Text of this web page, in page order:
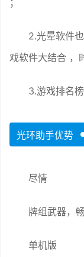
；
2.光晕软件
戏软件大结合 ，
3.游戏排名
光环助手优势
尽情
牌组武器，
单机版